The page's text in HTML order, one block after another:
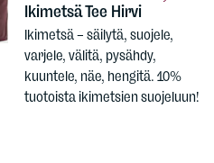
Ikimetsä Tee Hirvi
Ikimetsä – säilytä, suojele,
varjele, välitä, pysähdy,
kuuntele, näe, hengitä. 10%
tuotoista ikimetsien suojeluun!